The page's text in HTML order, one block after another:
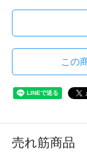
この
売れ筋商品